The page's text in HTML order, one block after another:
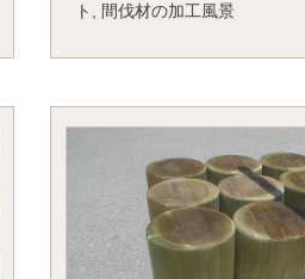
ト
間伐材の加工風景